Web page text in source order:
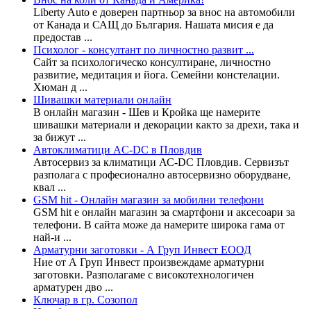
Liberty Auto е доверен партньор за внос на автомобили
от Канада и САЩ до България. Нашата мисия е да
предостав ...
Психолог - консултант по личностно развит ...
Сайт за психологическо консултиране, личностно
развитие, медитация и йога. Семейни констелации.
Хюман д ...
Шивашки материали онлайн
В онлайн магазин - Шев и Кройка ще намерите
шивашки материали и декорации както за дрехи, така и
за бижут ...
Aвтоклиматици AC-DC в Пловдив
Автосервиз за климатици АС-DC Пловдив. Сервизът
разполага с професионално автосервизно оборудване,
квал ...
GSM hit - Онлайн магазин за мобилни телефони
GSM hit е онлайн магазин за смартфони и аксесоари за
телефони. В сайта може да намерите широка гама от
най-и ...
Арматурни заготовки - А Груп Инвест ЕООД
Ние от А Груп Инвест произвеждаме арматурни
заготовки. Разполагаме с високотехнологичен
арматурен дво ...
Ключар в гр. Созопол